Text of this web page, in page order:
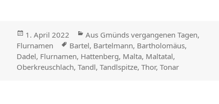
Veröffentlicht
am
1. April 2022 Kategorien
Aus Gmünds vergangenen Tagen,
Flurnamen
Stichwörter
Bartel, Bartelmann, Bartholomäus,
Dadel, Flurnamen, Hattenberg, Malta, Maltatal,
Oberkreuschlach,Tandl,Tandlspitze,Thor,Tonar